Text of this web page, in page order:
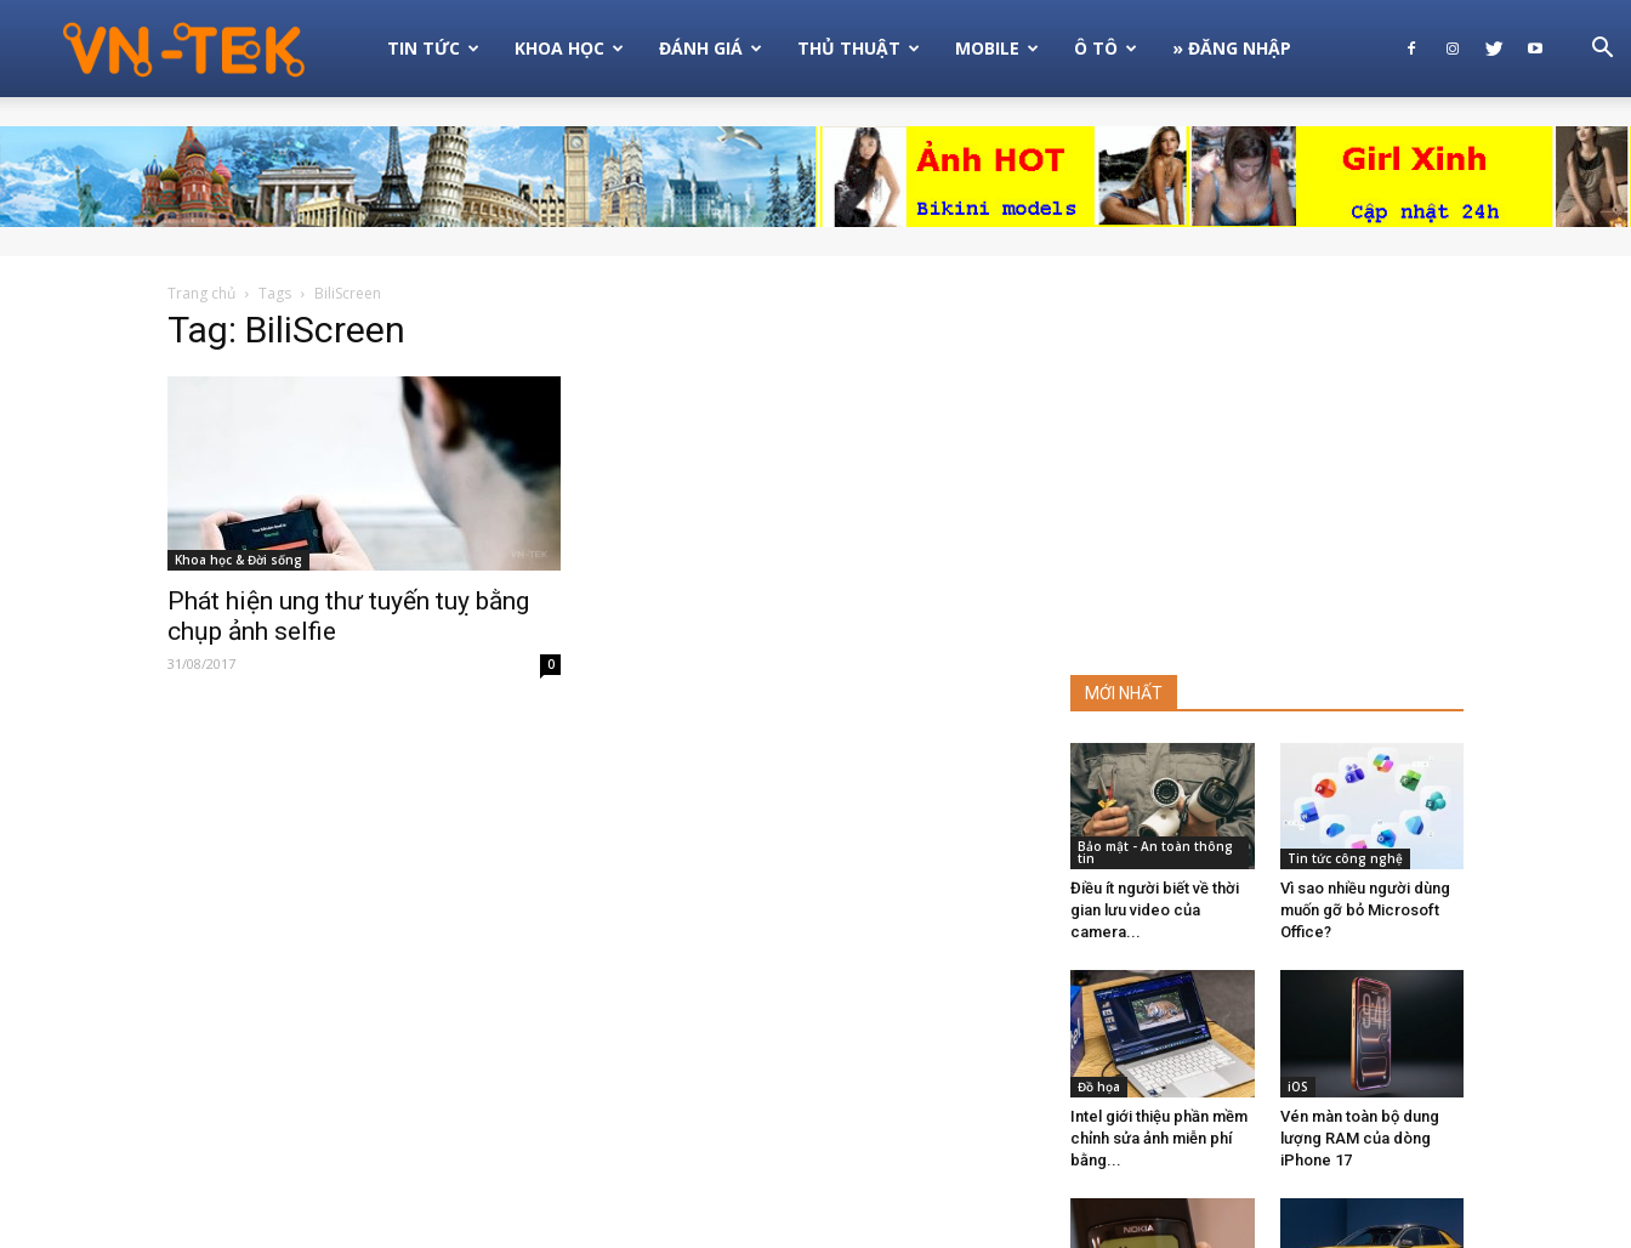
Michio
Tek
TIN TỨC KHOA HỌC ĐÁNH GIÁ THỦ THUẬT MOBILE Ô TÔ » ĐĂNG NHẬP
Trang chủ Tags BiliScreen
Tag: BiliScreen
Khoa học & Đời sống
Phát hiện ung thư tuyến tuỵ bằng
chụp ảnh selfie
31/08/2017 0
MỚI NHẤT
Bảo mật - An toàn thông
tin
Điều ít người biết về thời
gian lưu video của
camera...
Tin tức công nghệ
Vì sao nhiều người dùng
muốn gỡ bỏ Microsoft
Office?
Đồ họa
Intel giới thiệu phần mềm
chỉnh sửa ảnh miễn phí
bằng...
iOS
Vén màn toàn bộ dung
lượng RAM của dòng
iPhone 17